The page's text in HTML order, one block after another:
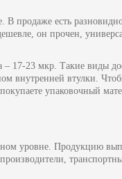
продаже есть
он прочен,
– 17-23 мкр. Такие виды
внутренней втулки.
упаковочный
уровне. Продукцию